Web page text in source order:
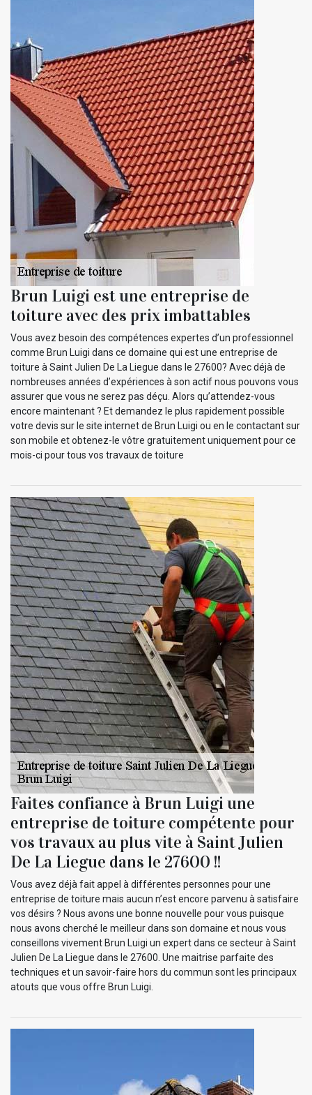
Brun Luigi est une entreprise de
toiture avec des prix imbattables
Vous avez besoin des compétences expertes d’un professionnel
comme Brun Luigi dans ce domaine qui est une entreprise de
toiture à Saint Julien De La Liegue dans le 27600? Avec déjà de
nombreuses années d’expériences à son actif nous pouvons vous
assurer que vous ne serez pas déçu. Alors qu’attendez-vous
encore maintenant ? Et demandez le plus rapidement possible
votre devis sur le site internet de Brun Luigi ou en le contactant sur
son mobile et obtenez-le vôtre gratuitement uniquement pour ce
mois-ci pour tous vos travaux de toiture
Faites confiance à Brun Luigi une
entreprise de toiture compétente pour
vos travaux au plus vite à Saint Julien
De La Liegue dans le 27600 !!
Vous avez déjà fait appel à différentes personnes pour une
entreprise de toiture mais aucun n’est encore parvenu à satisfaire
vos désirs ? Nous avons une bonne nouvelle pour vous puisque
nous avons cherché le meilleur dans son domaine et nous vous
conseillons vivement Brun Luigi un expert dans ce secteur à Saint
Julien De La Liegue dans le 27600. Une maitrise parfaite des
techniques et un savoir-faire hors du commun sont les principaux
atouts que vous offre Brun Luigi.